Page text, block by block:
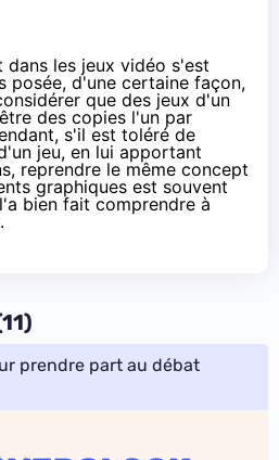
les jeux vidéo s'est
posée, d'une certaine façon,
que des jeux d'un
des copies l'un par
s'il est toléré de
jeu, en lui apportant
reprendre le même concept
graphiques est souvent
bien fait comprendre à
prendre part au débat